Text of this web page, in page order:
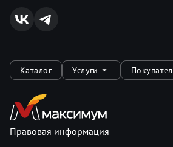
Каталог Услуги
Правовая информация